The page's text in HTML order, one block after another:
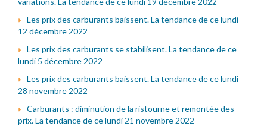
Les prix des carburants baissent. La tendance de ce lundi
12 décembre 2022
Les prix des carburants se stabilisent. La tendance de ce
lundi 5 décembre 2022
Les prix des carburants baissent. La tendance de ce lundi
28 novembre 2022
Carburants : diminution de la ristourne et remontée des
prix. La tendance de ce lundi 21 novembre 2022